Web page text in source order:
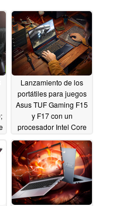
Lanzamiento de los
portátiles para juegos
Asus TUF Gaming F15
y F17 con un
procesador Intel Core
i9-11900H, pantalla de
240Hz y más05/11/2021